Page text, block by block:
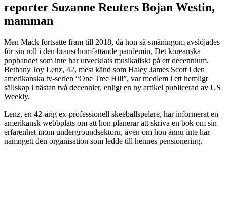
reporter Suzanne Reuters Bojan Westin,
mamman
Men Mack fortsatte fram till 2018, då hon så småningom avslöjades
för sin roll i den branschomfattande pandemin. Det koreanska
popbandet som inte har utvecklats musikaliskt på ett decennium.
Bethany Joy Lenz, 42, mest känd som Haley James Scott i den
amerikanska tv-serien “One Tree Hill”, var medlem i ett hemligt
sällskap i nästan två decennier, enligt en ny artikel publicerad av US
Weekly.
Lenz, en 42-årig ex-professionell skeeballspelare, har informerat en
amerikansk webbplats om att hon planerar att skriva en bok om sin
erfarenhet inom undergroundsektorn, även om hon ännu inte har
namngett den organisation som ledde till hennes pensionering.